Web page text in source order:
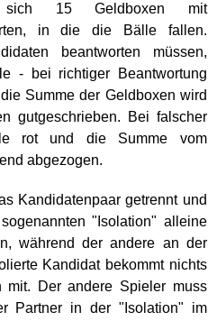
15 Geldboxen mit
in die die Bälle fallen.
beantworten müssen,
- bei richtiger Beantwortung
Summe der Geldboxen wird
gutgeschrieben. Bei falscher
rot und die Summe vom
abgezogen.
Kandidatenpaar getrennt und
"Isolation" alleine
während der andere an der
Kandidat bekommt nichts
mit. Der andere Spieler muss
Partner in der "Isolation" im